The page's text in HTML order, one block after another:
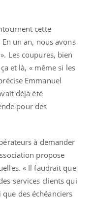
cette
un an, nous avons
Les coupures, bien
et là, « même si les
Emmanuel
déjà été
pour des
à demander
propose
« Il faudrait que
services clients qui
des échéanciers